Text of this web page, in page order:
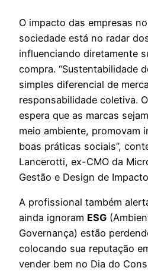
O impacto das empresas
sociedade está no radar
influenciando diretamente
compra. “Sustentabilidade
simples diferencial de
responsabilidade coletiva.
espera que as marcas
meio ambiente, promovam
boas práticas sociais”,
Lancerotti, ex-CMO da
Gestão e Design de
A profissional também
ainda ignoram ESG
Governança) estão
colocando sua reputação
vender bem no Dia do